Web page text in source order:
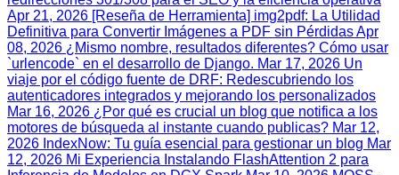
Apr 21, 2026 [Reseña de Herramienta] img2pdf: La Utilidad
Definitiva para Convertir Imágenes a PDF sin PérdidasApr
08, 2026 ¿Mismo nombre, resultados diferentes? Cómo usar
`urlencode` en el desarrollo de Django. Mar 17, 2026 Un
viaje por el código fuente de DRF: Redescubriendo los
autenticadores integrados y mejorando los personalizados
Mar 16, 2026 ¿Por qué es crucial un blog que notifica a los
motores de búsqueda al instante cuando publicas? Mar 12,
2026 IndexNow: Tu guía esencial para gestionar un blog Mar
12, 2026 Mi Experiencia Instalando FlashAttention 2 para